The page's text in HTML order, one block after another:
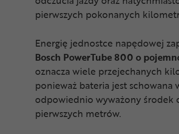
pierwszych pokonanych
Energię jednostce napędowej
Bosch PowerTube 800 o
oznacza wiele przejechanych
ponieważ bateria jest
odpowiednio wyważony środek
pierwszych metrów.